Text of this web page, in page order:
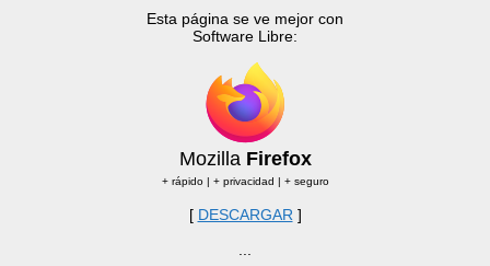
Esta página se ve mejor con
Software Libre:
Mozilla Firefox
+ rápido | + privacidad | + seguro
[ DESCARGAR ]